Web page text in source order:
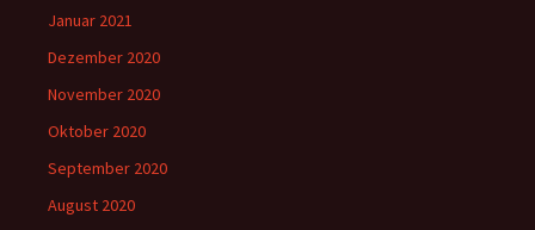
Januar 2021
Dezember 2020
November 2020
Oktober 2020
September 2020
August 2020